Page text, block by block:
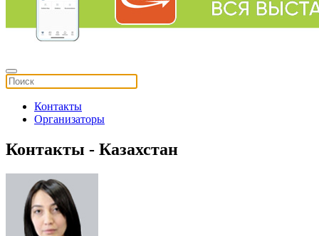
Контакты
Организаторы
Контакты - Казахстан